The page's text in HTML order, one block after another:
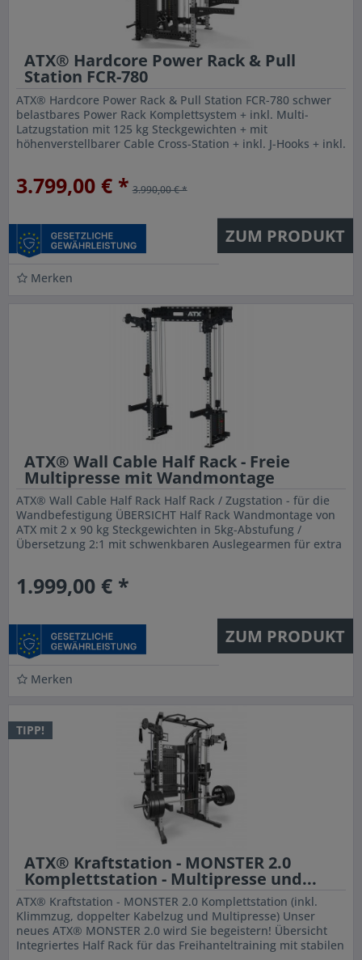
ATX® Hardcore Power Rack & Pull
Station FCR-780
ATX® Hardcore Power Rack & Pull Station FCR-780 schwer
belastbares Power Rack Komplettsystem + inkl. Multi-
Latzugstation mit 125 kg Steckgewichten + mit
höhenverstellbarer Cable Cross-Station + inkl. J-Hooks + inkl.
3.799,00 € * 3.990,00 € *
ZUM PRODUKT
Merken
ATX® Wall Cable Half Rack - Freie
Multipresse mit Wandmontage
ATX® Wall Cable Half Rack Half Rack / Zugstation - für die
Wandbefestigung ÜBERSICHT Half Rack Wandmontage von
ATX mit 2 x 90 kg Steckgewichten in 5kg-Abstufung /
Übersetzung 2:1 mit schwenkbaren Auslegearmen für extra
1.999,00 € *
ZUM PRODUKT
Merken
TIPP!
ATX® Kraftstation - MONSTER 2.0
Komplettstation - Multipresse und...
ATX® Kraftstation - MONSTER 2.0 Komplettstation (inkl.
Klimmzug, doppelter Kabelzug und Multipresse) Unser
neues ATX® MONSTER 2.0 wird Sie begeistern! Übersicht
Integriertes Half Rack für das Freihanteltraining mit stabilen